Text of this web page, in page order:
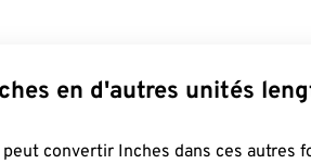
en d'autres unités
convertir Inches dans ces autres